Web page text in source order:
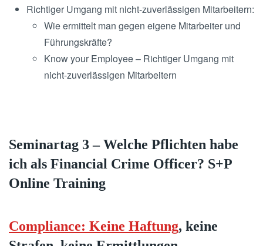
Richtiger Umgang mit nicht-zuverlässigen Mitarbeitern:
Wie ermittelt man gegen eigene Mitarbeiter und
Führungskräfte?
Know your Employee – Richtiger Umgang mit
nicht-zuverlässigen Mitarbeitern
Seminartag 3 – Welche Pflichten habe
ich als Financial Crime Officer? S+P
Online Training
Compliance: Keine Haftung, keine